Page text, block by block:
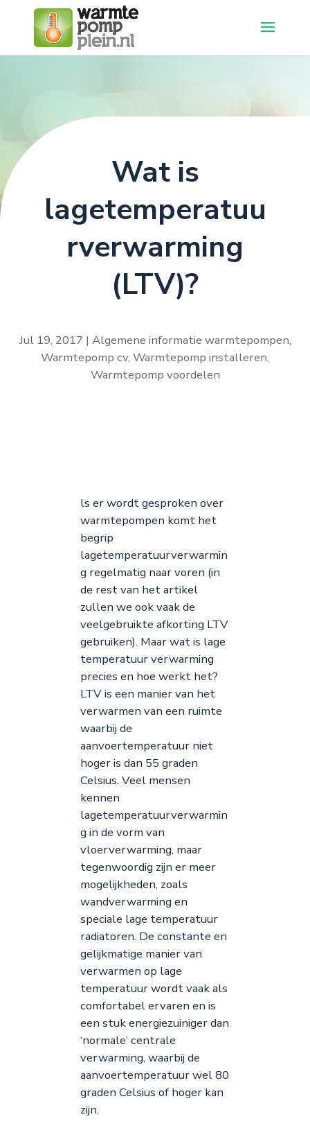
Wat is
lagetemperatuu
rverwarming
(LTV)?
Jul 19, 2017 Algemene informatie warmtepompen,
Warmtepomp cv, Warmtepomp installeren,
Warmtepomp voordelen
ls er wordt gesproken over
warmtepompen komt het
begrip
lagetemperatuurverwarmin
g regelmatig naar voren (in
de rest van het artikel
zullen we ook vaak de
veelgebruikte afkorting LTV
gebruiken). Maar wat is lage
temperatuur verwarming
precies en hoe werkt het?
LTV is een manier van het
verwarmen van een ruimte
waarbij de
aanvoertemperatuur niet
hoger is dan 55 graden
Celsius. Veel mensen
kennen
lagetemperatuurverwarmin
g in de vorm van
vloerverwarming, maar
tegenwoordig zijn er meer
mogelijkheden, zoals
wandverwarming en
speciale lage temperatuur
radiatoren. De constante en
gelijkmatige manier van
verwarmen op lage
temperatuur wordt vaak als
comfortabel ervaren en is
een stuk energiezuiniger dan
‘normale’ centrale
verwarming, waarbij de
aanvoertemperatuur wel 80
graden Celsius of hoger kan
zijn.